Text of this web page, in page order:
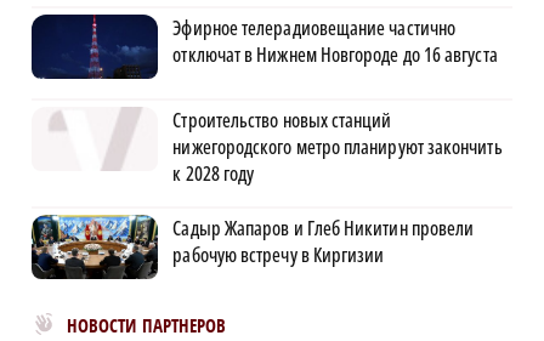
Эфирное телерадиовещание частично
отключат в Нижнем Новгороде до 16 августа
Строительство новых станций
нижегородского метро планируют закончить
к 2028 году
Садыр Жапаров и Глеб Никитин провели
рабочую встречу в Киргизии
НОВОСТИ ПАРТНЕРОВ
Новости МирТесен